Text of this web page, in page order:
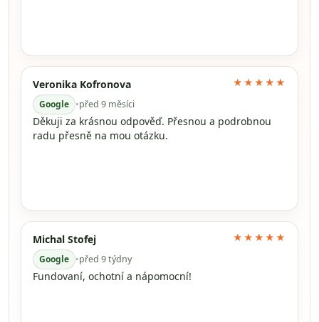
Veronika Kofronova
Google •před 9 měsíci
★★★★★
Děkuji za krásnou odpověď. Přesnou a podrobnou
radu přesně na mou otázku.
Michal Stofej
Google •před 9 týdny
★★★★★
Fundovaní, ochotní a nápomocní!